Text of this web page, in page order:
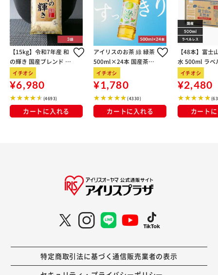
【15kg】令和7年産 和
の輝き 国産ブレンド 5
kg×3袋
イチオシ
¥6,980
(4693)
カートに入れる
アイリスのお茶 綠 緑茶
500ml×24本 国産茶葉
100％使用
イチオシ
¥1,780
(4330)
カートに入れる
【48本】富士
水 500ml ラベ
イチオシ
¥2,480
カート
特定商取引法に基づく通信販売業者の表示